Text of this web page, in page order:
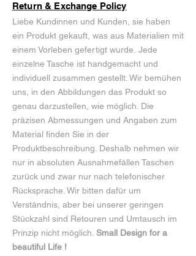
Return & Exchange Policy
Liebe Kundinnen und Kunden, sie haben
ein Produkt gekauft, was aus Materialien mit
einem Vorleben gefertigt wurde. Jede
einzelne Tasche ist handgemacht und
individuell zusammen gestellt. Wir bemühen
uns, in den Abbildungen das Produkt so
genau darzustellen, wie möglich. Die
präzisen Abmessungen und Angaben zum
Material finden Sie in der
Produktbeschreibung. Deshalb nehmen wir
nur in absoluten Ausnahmefällen Taschen
zurück und zwar nur nach telefonischer
Rücksprache. Wir bitten dafür um
Verständnis, aber bei unserer geringen
Stückzahl sind Retouren und Umtausch im
Prinzip nicht möglich. Small Design for a
beautiful Life !